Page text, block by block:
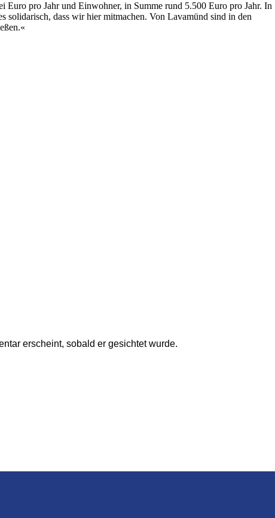
pro Jahr und Einwohner, in Summe rund 5.500 Euro pro Jahr. In
solidarisch, dass wir hier mitmachen. Von Lavamünd sind in den
erscheint, sobald er gesichtet wurde.